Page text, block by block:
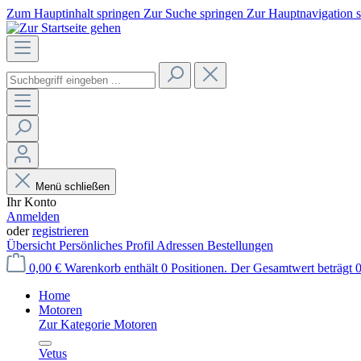
Zum Hauptinhalt springen Zur Suche springen Zur Hauptnavigation
Menü schließen
Ihr Konto
Anmelden
oderregistrieren
Übersicht Persönliches Profil Adressen Bestellungen
0,00 € Warenkorb enthält 0 Positionen. Der Gesamtwert beträgt
Home
Motoren
Zur Kategorie Motoren
Vetus